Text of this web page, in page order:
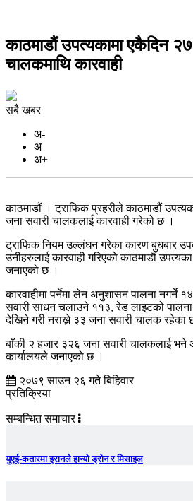
काठमाडौं उपत्यकामा एकैदिन
चालकमाथि कारवाही
सबै खबर
अ-
अ
अ+
काठमाडौं । ट्राफिक प्रहरीले काठमाडौं
जना सवारी चालकलाई कारवाही गरेको छ ।
ट्राफिक नियम उल्लंघन गरेका कारण बुधबार
उनीहरुलाई कारवाही गरिएको काठमाडौं
जनाएको छ ।
कारवाहीमा पर्नेमा लेन अनुशासन पालना नगर्ने
सवारी साधन चलाउने ११३, रेड लाइटको
देखिने गरी नराख्ने ३३ जना सवारी चालक रहेका
बाँकी २ हजार ३२६ जना सवारी चालकलाई भने
कार्यालयले जनाएको छ ।
२०७९ साउन २६ गते बिहिवार
प्रतिक्रिया
सम्बन्धित समाचार
युएई-कतारमा इरानले हान्यो ड्रोन र मिसाइल